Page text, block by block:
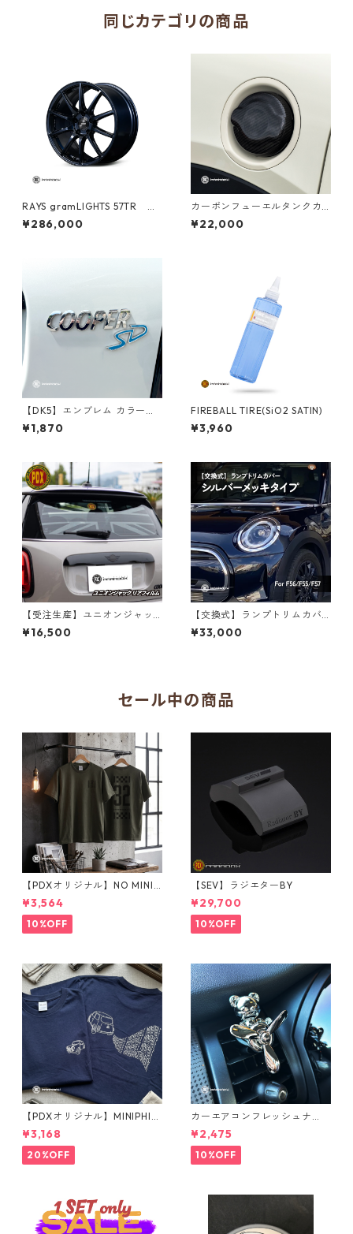
同じカテゴリの商品
RAYS gramLIGHTS 57TR エ
ターナルブルーパール
¥286,000
カーボンフューエルタンクカ
バー for CooperS/JCW 【F5
5/F56/F57】
¥22,000
【DK5】エンブレム カラーチ
ェンジステッカー【CooperS
D】
¥1,870
FIREBALL TIRE(SiO2 SATIN)
¥3,960
【受注生産】ユニオンジャッ
ク リアガラスフィルム
¥16,500
【交換式】ランプトリムカバ
ー シルバーメッキタイプ【F5
5/F56/F57】
¥33,000
セール中の商品
【PDXオリジナル】NO MINI
NO LIFE Tシャツ Sサイズ
¥3,564
10%OFF
【SEV】ラジエターBY
¥29,700
10%OFF
【PDXオリジナル】MINIPHIL
E Tシャツ
¥3,168
20%OFF
カーエアコンフレッシュナ
ー メタルベア（シルバー）
¥2,475
10%OFF